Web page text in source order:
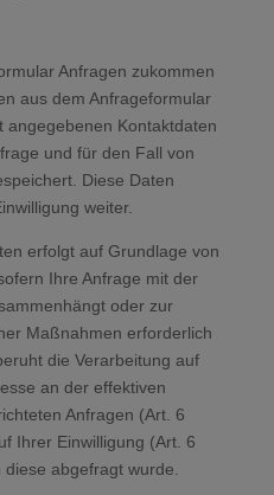
Anfragen zukommen
aus dem Anfrageformular
angegebenen Kontaktdaten
und für den Fall von
Diese Daten
weiter.
erfolgt auf Grundlage von
Ihre Anfrage mit der
oder zur
Maßnahmen erforderlich
die Verarbeitung auf
an der effektiven
Anfragen (Art. 6
Ihrer Einwilligung (Art. 6
abgefragt wurde.